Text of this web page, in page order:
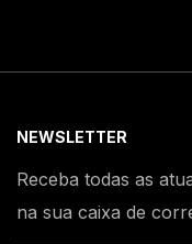
NEWSLETTER
Receba todas as
na sua caixa de